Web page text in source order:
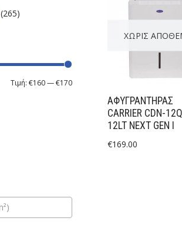
(265)
Τιμή: €160—€170
ΧΩΡΊΣ
ΑΦΥΓΡΑΝΤΉΡΑΣ
CARRIER CDN-
12LT NEXT GEN I
€169.00